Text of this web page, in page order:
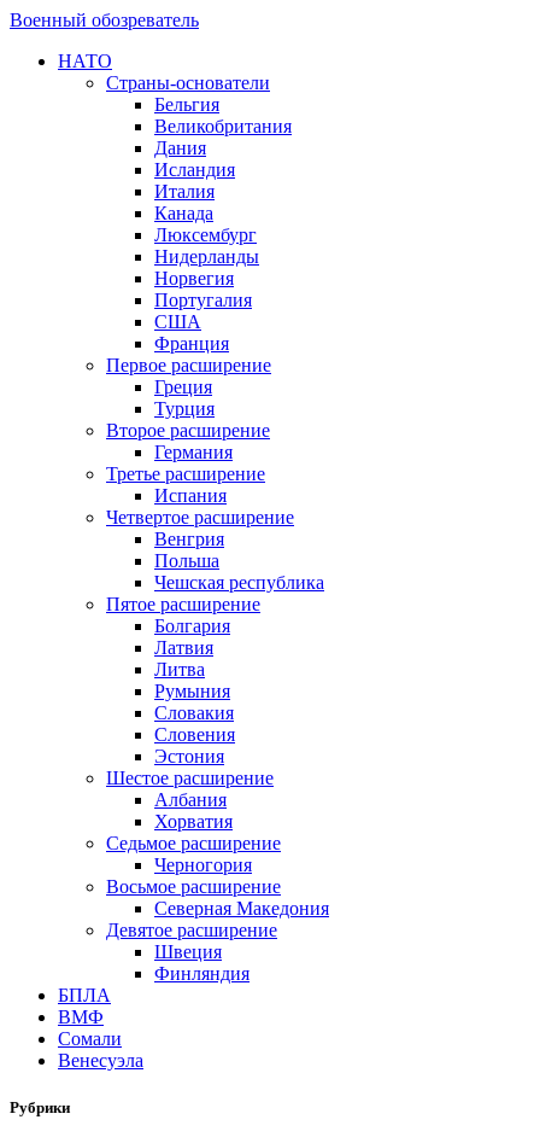
Военный обозреватель
НАТО
Страны-основатели
Бельгия
Великобритания
Дания
Исландия
Италия
Канада
Люксембург
Нидерланды
Норвегия
Португалия
США
Франция
Первое расширение
Греция
Турция
Второе расширение
Германия
Третье расширение
Испания
Четвертое расширение
Венгрия
Польша
Чешская республика
Пятое расширение
Болгария
Латвия
Литва
Румыния
Словакия
Словения
Эстония
Шестое расширение
Албания
Хорватия
Седьмое расширение
Черногория
Восьмое расширение
Северная Македония
Девятое расширение
Швеция
Финляндия
БПЛА
ВМФ
Сомали
Венесуэла
Рубрики